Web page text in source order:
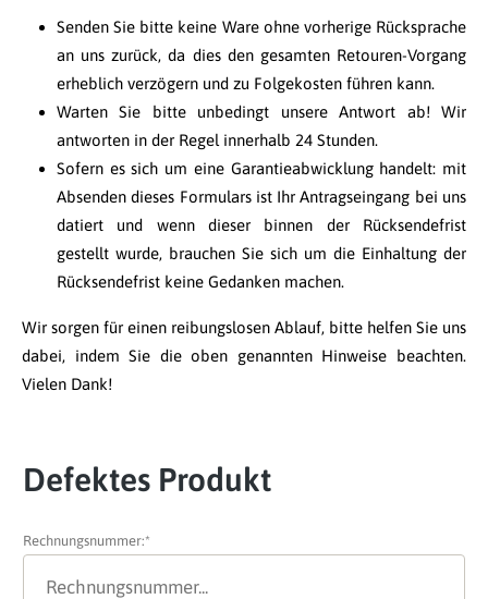
Senden Sie bitte keine Ware ohne vorherige Rücksprache
an uns zurück, da dies den gesamten Retouren-Vorgang
erheblich verzögern und zu Folgekosten führen kann.
Warten Sie bitte unbedingt unsere Antwort ab! Wir
antworten in der Regel innerhalb 24 Stunden.
Sofern es sich um eine Garantieabwicklung handelt: mit
Absenden dieses Formulars ist Ihr Antragseingang bei uns
datiert und wenn dieser binnen der Rücksendefrist
gestellt wurde, brauchen Sie sich um die Einhaltung der
Rücksendefrist keine Gedanken machen.
Wir sorgen für einen reibungslosen Ablauf, bitte helfen Sie uns
dabei, indem Sie die oben genannten Hinweise beachten.
Vielen Dank!
Defektes Produkt
Rechnungsnummer:*